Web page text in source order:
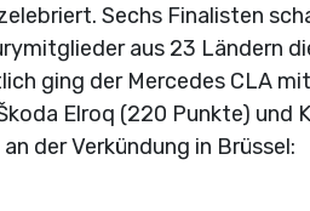
Sechs Finalisten
aus 23 Ländern
ging der Mercedes CLA
Elroq (220 Punkte) und
der Verkündung in Brüssel: